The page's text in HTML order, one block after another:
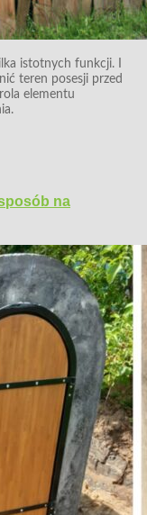
istotnych funkcji. I
teren posesji przed
elementu
na